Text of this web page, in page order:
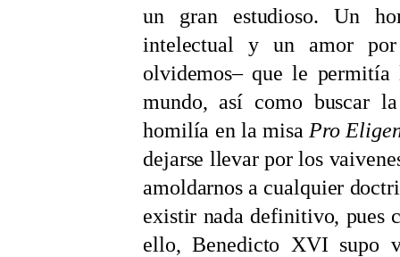
un gran estudioso. Un
intelectual y un amor
olvidemos‒ que le
mundo, así como buscar
homilía en la misa Pro
dejarse llevar por los
amoldarnos a cualquier
existir nada definitivo, pues
ello, Benedicto XVI supo